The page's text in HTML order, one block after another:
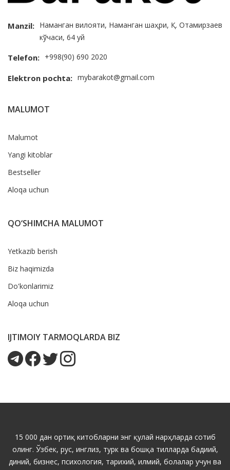
Manzil: Наманган вилояти, Наманган шаҳри, Қ. Отамирзаев
кўчаси, 64 уй
Telefon: +998(90) 690 2020
Elektron pochta: mybarakot@gmail.com
MALUMOT
Malumot
Yangi kitoblar
Bestseller
Aloqa uchun
QO‘SHIMCHA MALUMOT
Yetkazib berish
Biz haqimizda
Do'konlarimiz
Aloqa uchun
IJTIMOIY TARMOQLARDA BIZ
15 000 дан ортиқ китобларни энг қулай нарҳларда сотиб
олинг. Ўзбек, рус, инглиз, турк ва бошқа тилларда бадиий,
диний, бизнес, психология, тарихий, илмий, болалар учун ва